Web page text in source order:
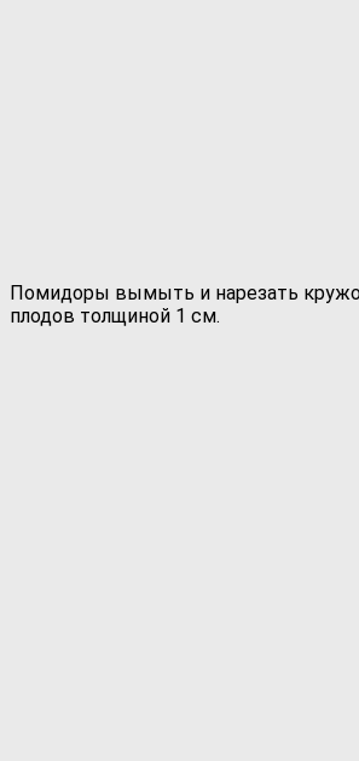
Помидоры вымыть и нарезать
плодов толщиной 1 см.